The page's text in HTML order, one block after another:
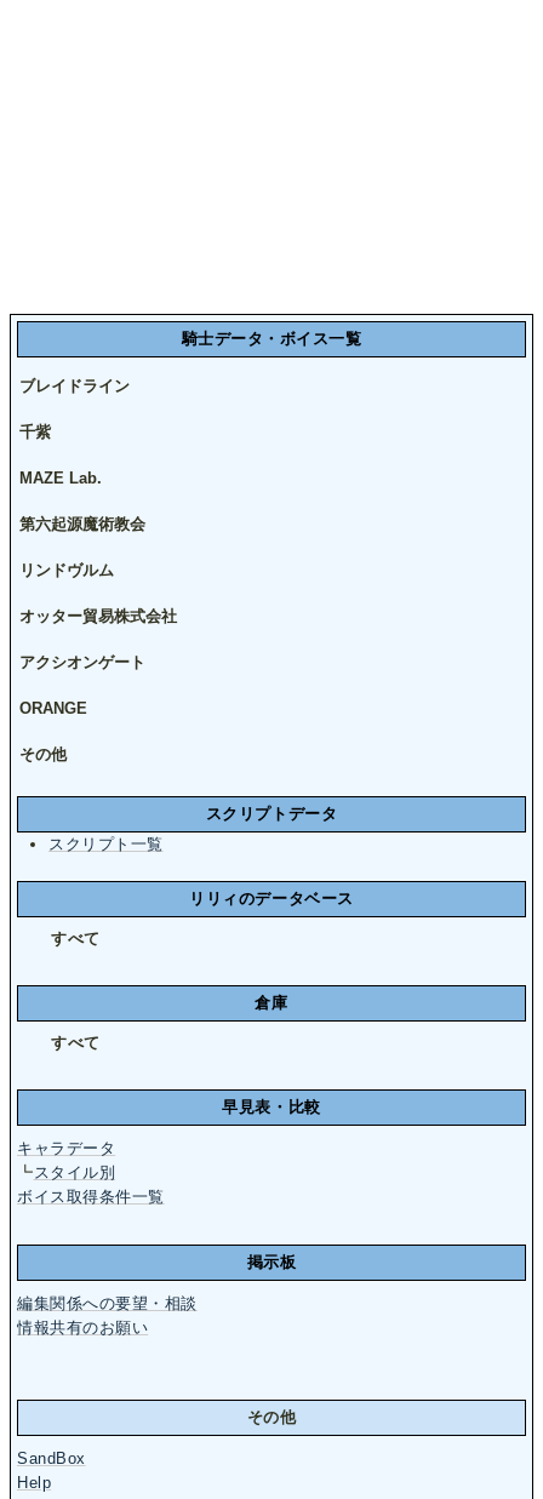
騎士データ・ボイス一覧
ブレイドライン
千紫
MAZE Lab.
第六起源魔術教会
リンドヴルム
オッター貿易株式会社
アクシオンゲート
ORANGE
その他
スクリプトデータ
スクリプト一覧
リリィのデータベース
すべて
倉庫
すべて
早見表・比較
キャラデータ
┗スタイル別
ボイス取得条件一覧
掲示板
編集関係への要望・相談
情報共有のお願い
その他
SandBox
Help